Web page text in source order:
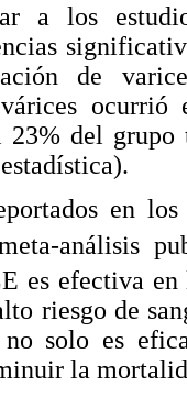
a los
de
del grupo
en
análisis
es efectiva en
riesgo de
solo es
la